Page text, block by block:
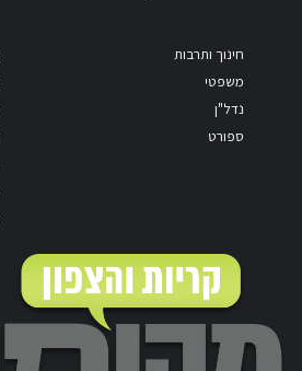
חינוך ותרבות
משפטי
נדל"ן
ספורט